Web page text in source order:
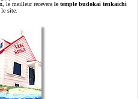
le meilleur recevera le temple budokai tenkaichi
site.